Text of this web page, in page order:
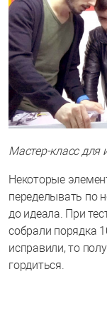
Мастер-класс для
Некоторые
переделывать по
до идеала. При
собрали порядка
исправили, то
гордиться.